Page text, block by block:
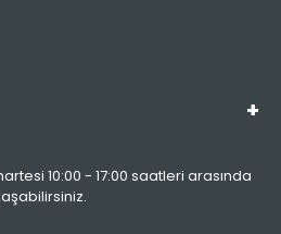
10:00 - 17:00 saatleri arasında